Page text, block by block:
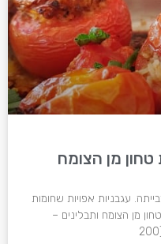
טחון מן הצומח
עגבניות אפויות שחומות
מן הצומח ותבלינים –